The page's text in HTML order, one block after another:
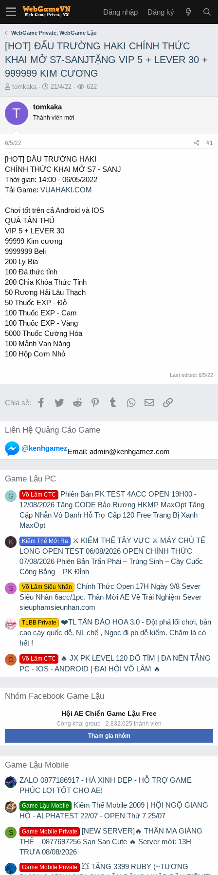
Đăng nhập Đăng ký
WebGame Private, WebGame Lậu
[HOT] ĐẤU TRƯỜNG HAKI CHÍNH THỨC
KHAI MỞ S7-SANJTẶNG VIP 5 + LEVER 30 +
999999 KIM CƯƠNG
T
r
s
a
e
r
tomkaka
S
a
e
21/4/22
L
622
T tomkaka
Thành viên mới
6/5/22 #1
[HOT] ĐẤU TRƯỜNG HAKI
CHÍNH THỨC KHAI MỞ S7 - SANJ
Thời gian: 14:00 - 06/05/2022
Tải Game: VUAHAKI.COM
Chơi tốt trên cả Android và IOS
QUÀ TÂN THỦ
VIP 5 + LEVER 30
99999 Kim cương
9999999 Beli
200 Ly Bia
100 Đá thức tỉnh
200 Chìa Khóa Thức Tỉnh
50 Rương Hải Lâu Thạch
50 Thuốc EXP - Đỏ
100 Thuốc EXP - Cam
100 Thuốc EXP - Vàng
5000 Thuốc Cường Hóa
100 Mảnh Vạn Năng
100 Hộp Cơm Nhỏ
Last edited: 6/5/22
Chia sẻ: Facebook
TwitterReddit PinterestTumblrWhatsApp
EmailLink
Liên Hệ Quảng Cáo Game
@kenhgamezEmail: admin@kenhgamez.com
Game Lậu PC
G Võ Lâm CTC
Phiên Bản PK TEST 4ACC OPEN 19H00 -
12/08/2026 Tặng CODE Bảo Rương HKMP MaxOpt Tặng
Cặp Nhẫn Vô Danh Hỗ Trợ Cấp 120 Free Trang Bị Xanh
MaxOpt
K Kiếm Thế Mới Ra
⚔️ KIẾM THẾ TÂY VỰC ⚔️ MÁY CHỦ TẾ
LONG OPEN TEST 06/08/2026 OPEN CHÍNH THỨC
07/08/2026 Phiên Bản Trấn Phái – Trùng Sinh – Cày Cuốc
Công Bằng – PK Đỉnh
S Võ Lâm Siêu Nhân
Chính Thức Open 17H Ngày 9/8 Sever
Siêu Nhân 6acc/1pc. Thân Mời AE Về Trải Nghiệm Sever
sieuphamsieunhan.com
TLBB Private
❤️TL TÂN ĐÀO HOA 3.0 - Đột phá lối chơi, bản
cao cày quốc dễ, NL chế , Ngọc đi pb dễ kiếm. Chăm là có
hết !
G Võ Lâm CTC
🔥 JX PK LEVEL 120 ĐỒ TÍM | ĐA NỀN TẢNG
PC - IOS - ANDROID | ĐẠI HỘI VÕ LÂM 🔥
Nhóm Facebook Game Lậu
Hội AE Chiến Game Lậu Free
Công khai group · 2.832.025 thành viên
Tham gia nhóm
Game Lậu Mobile
ZALO 0877186917 - HÀ XINH ĐẸP - HỖ TRỢ GAME
PHÚC LỢI TỐT CHO AE!
Game Lậu Mobile
Kiếm Thế Mobile 2009 | HỘI NGỘ GIANG
HỒ - ALPHATEST 22/07 - OPEN Thứ 7 25/07
S Game Mobile Private
[NEW SERVER]🔥 THẦN MA GIÁNG
THẾ – 0877697256 San San Cute 🔥 Server mới: 13H
TRƯA 08/08/2026
Game Mobile Private
💥 TẶNG 3399 RUBY (~TƯƠNG